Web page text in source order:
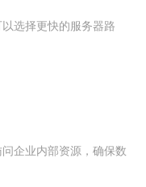
选择更快的服务器路
企业内部资源，确保数